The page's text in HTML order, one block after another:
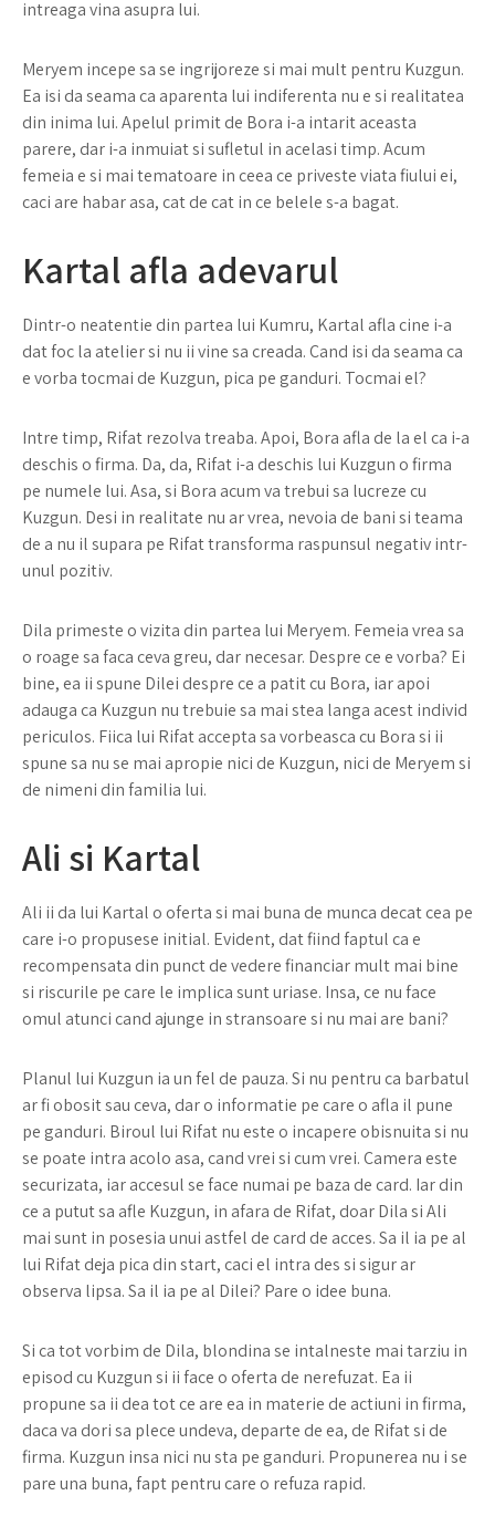
intreaga vina asupra lui.
Meryem incepe sa se ingrijoreze si mai mult pentru Kuzgun.
Ea isi da seama ca aparenta lui indiferenta nu e si realitatea
din inima lui. Apelul primit de Bora i-a intarit aceasta
parere, dar i-a inmuiat si sufletul in acelasi timp. Acum
femeia e si mai tematoare in ceea ce priveste viata fiului ei,
caci are habar asa, cat de cat in ce belele s-a bagat.
Kartal afla adevarul
Dintr-o neatentie din partea lui Kumru, Kartal afla cine i-a
dat foc la atelier si nu ii vine sa creada. Cand isi da seama ca
e vorba tocmai de Kuzgun, pica pe ganduri. Tocmai el?
Intre timp, Rifat rezolva treaba. Apoi, Bora afla de la el ca i-a
deschis o firma. Da, da, Rifat i-a deschis lui Kuzgun o firma
pe numele lui. Asa, si Bora acum va trebui sa lucreze cu
Kuzgun. Desi in realitate nu ar vrea, nevoia de bani si teama
de a nu il supara pe Rifat transforma raspunsul negativ intr-
unul pozitiv.
Dila primeste o vizita din partea lui Meryem. Femeia vrea sa
o roage sa faca ceva greu, dar necesar. Despre ce e vorba? Ei
bine, ea ii spune Dilei despre ce a patit cu Bora, iar apoi
adauga ca Kuzgun nu trebuie sa mai stea langa acest individ
periculos. Fiica lui Rifat accepta sa vorbeasca cu Bora si ii
spune sa nu se mai apropie nici de Kuzgun, nici de Meryem si
de nimeni din familia lui.
Ali si Kartal
Ali ii da lui Kartal o oferta si mai buna de munca decat cea pe
care i-o propusese initial. Evident, dat fiind faptul ca e
recompensata din punct de vedere financiar mult mai bine
si riscurile pe care le implica sunt uriase. Insa, ce nu face
omul atunci cand ajunge in stransoare si nu mai are bani?
Planul lui Kuzgun ia un fel de pauza. Si nu pentru ca barbatul
ar fi obosit sau ceva, dar o informatie pe care o afla il pune
pe ganduri. Biroul lui Rifat nu este o incapere obisnuita si nu
se poate intra acolo asa, cand vrei si cum vrei. Camera este
securizata, iar accesul se face numai pe baza de card. Iar din
ce a putut sa afle Kuzgun, in afara de Rifat, doar Dila si Ali
mai sunt in posesia unui astfel de card de acces. Sa il ia pe al
lui Rifat deja pica din start, caci el intra des si sigur ar
observa lipsa. Sa il ia pe al Dilei? Pare o idee buna.
Si ca tot vorbim de Dila, blondina se intalneste mai tarziu in
episod cu Kuzgun si ii face o oferta de nerefuzat. Ea ii
propune sa ii dea tot ce are ea in materie de actiuni in firma,
daca va dori sa plece undeva, departe de ea, de Rifat si de
firma. Kuzgun insa nici nu sta pe ganduri. Propunerea nu i se
pare una buna, fapt pentru care o refuza rapid.